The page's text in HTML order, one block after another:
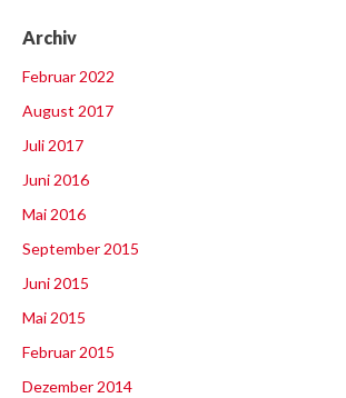
Archiv
Februar 2022
August 2017
Juli 2017
Juni 2016
Mai 2016
September 2015
Juni 2015
Mai 2015
Februar 2015
Dezember 2014